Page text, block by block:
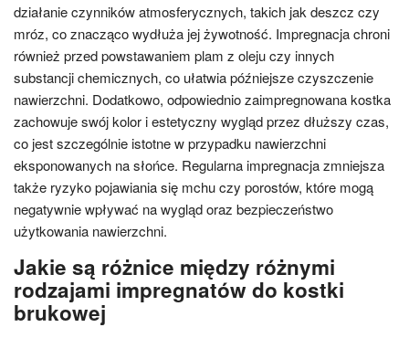
działanie czynników atmosferycznych, takich jak deszcz czy
mróz, co znacząco wydłuża jej żywotność. Impregnacja chroni
również przed powstawaniem plam z oleju czy innych
substancji chemicznych, co ułatwia późniejsze czyszczenie
nawierzchni. Dodatkowo, odpowiednio zaimpregnowana kostka
zachowuje swój kolor i estetyczny wygląd przez dłuższy czas,
co jest szczególnie istotne w przypadku nawierzchni
eksponowanych na słońce. Regularna impregnacja zmniejsza
także ryzyko pojawiania się mchu czy porostów, które mogą
negatywnie wpływać na wygląd oraz bezpieczeństwo
użytkowania nawierzchni.
Jakie są różnice między różnymi
rodzajami impregnatów do kostki
brukowej